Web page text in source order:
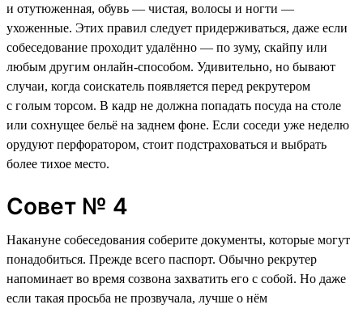
и отутюженная, обувь — чистая, волосы и ногти —
ухоженные. Этих правил следует придерживаться, даже если
собеседование проходит удалённо — по зуму, скайпу или
любым другим онлайн-способом. Удивительно, но бывают
случаи, когда соискатель появляется перед рекрутером
с голым торсом. В кадр не должна попадать посуда на столе
или сохнущее бельё на заднем фоне. Если соседи уже неделю
орудуют перфоратором, стоит подстраховаться и выбрать
более тихое место.
Совет № 4
Накануне собеседования соберите документы, которые могут
понадобиться. Прежде всего паспорт. Обычно рекрутер
напоминает во время созвона захватить его с собой. Но даже
если такая просьба не прозвучала, лучше о нём